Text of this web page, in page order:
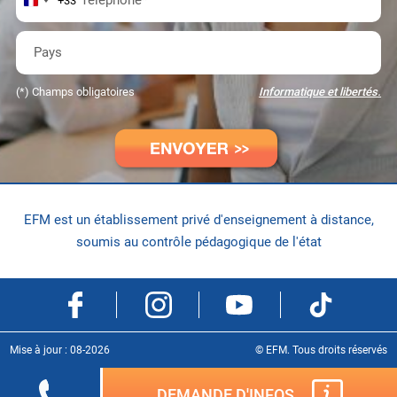
Pays
(*) Champs obligatoires Informatique et libertés.
EFM est un établissement privé d'enseignement à distance,
soumis au contrôle pédagogique de l'état
Mise à jour : 08-2026 © EFM. Tous droits réservés